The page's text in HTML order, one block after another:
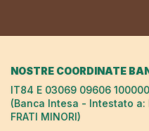
NOSTRE COORDINATE
IT84 E 03069 09606
(Banca Intesa - Intestato a:
FRATI MINORI)